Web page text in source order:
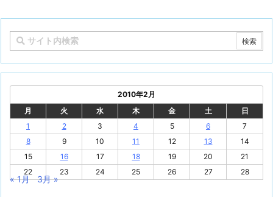
2010年2月
月
火 水 木 金 土
日
1
2 3 4 5 6
7
8
9 10 11 12 13
14
15
16 17 18 19 20
21
22
23 24 25 26 27 28
« 1月 3月 »